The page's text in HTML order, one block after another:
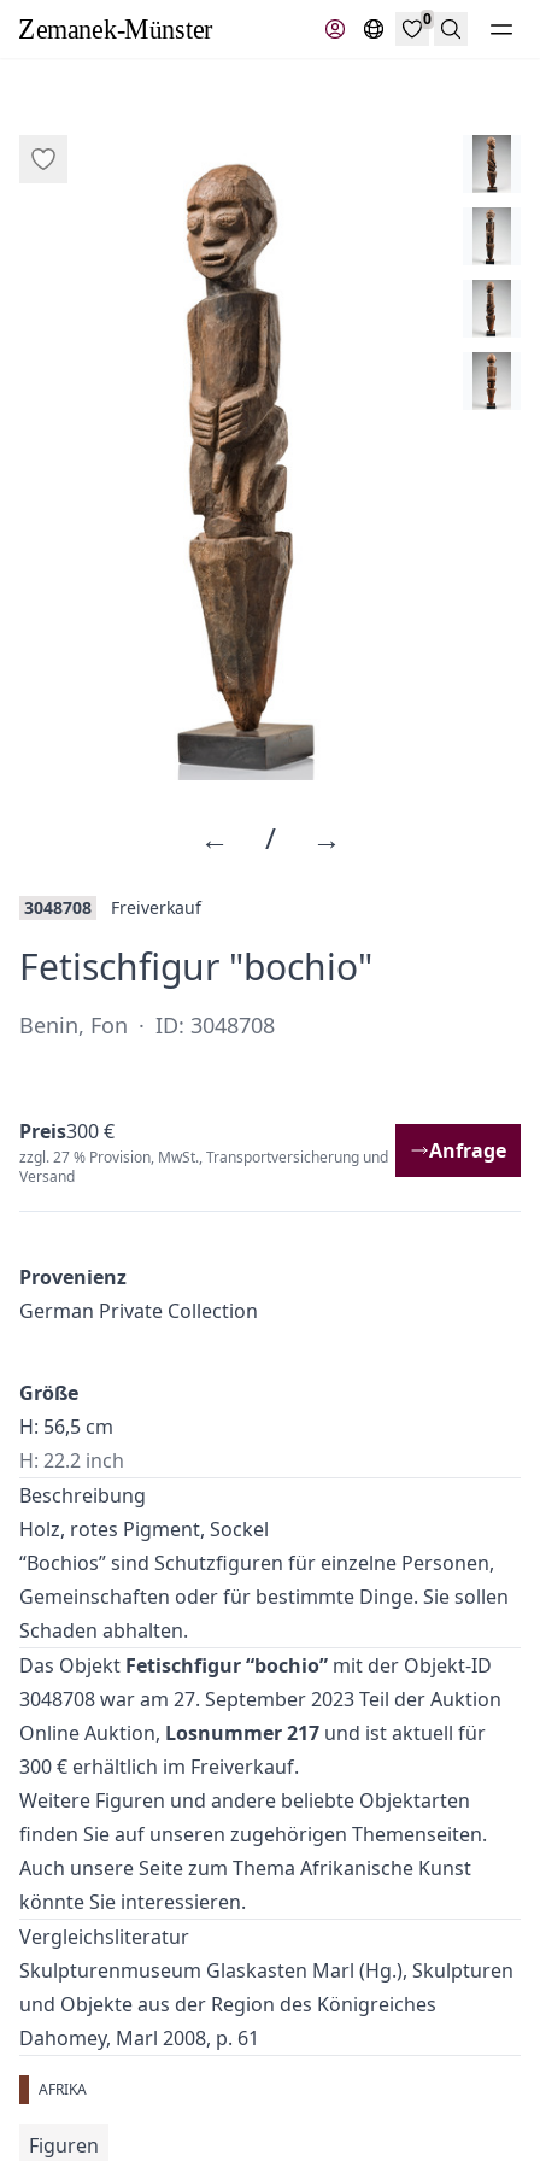
0
Suche
← / →
3048708 Freiverkauf
Fetischfigur "bochio"
Benin, Fon · ID: 3048708
Preis300 €
zzgl. 27 % Provision, MwSt., Transportversicherung und
Versand
Anfrage
Provenienz
German Private Collection
Größe
H: 56,5 cm
H: 22.2 inch
Beschreibung
Holz, rotes Pigment, Sockel
“Bochios” sind Schutzfiguren für einzelne Personen,
Gemeinschaften oder für bestimmte Dinge. Sie sollen
Schaden abhalten.
Das Objekt Fetischfigur “bochio” mit der Objekt-ID
3048708 war am 27. September 2023 Teil der Auktion
Online Auktion, Losnummer 217 und ist aktuell für
300 € erhältlich im Freiverkauf.
Weitere Figuren und andere beliebte Objektarten
finden Sie auf unseren zugehörigen Themenseiten.
Auch unsere Seite zum Thema Afrikanische Kunst
könnte Sie interessieren.
Vergleichsliteratur
Skulpturenmuseum Glaskasten Marl (Hg.), Skulpturen
und Objekte aus der Region des Königreiches
Dahomey, Marl 2008, p. 61
AFRIKA
Figuren